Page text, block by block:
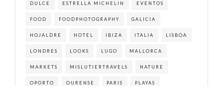
DULCE ESTRELLA MICHELIN EVENTOS
FOOD FOODPHOTOGRAPHY GALICIA
HOJALDRE HOTEL IBIZA ITALIA LISBOA
LONDRES LOOKS LUGO MALLORCA
MARKETS MISLUTIERTRAVELS NATURE
OPORTO OURENSE PARIS PLAYAS